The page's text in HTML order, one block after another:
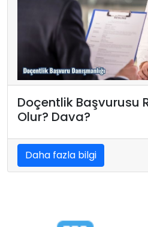
Doçentlik Başvurusu
Olur? Dava?
Daha fazla bilgi